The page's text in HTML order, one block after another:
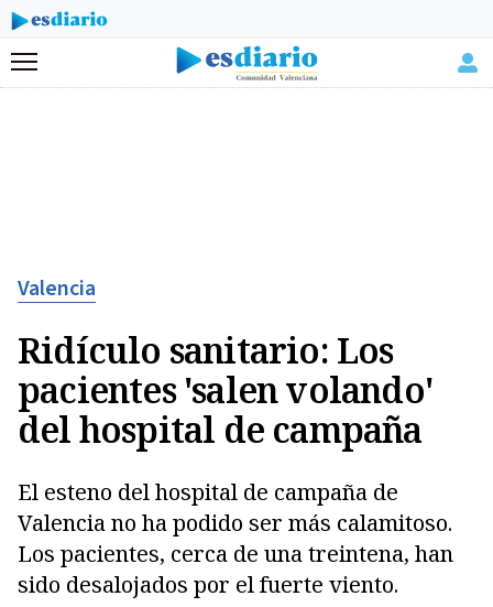
Menú
Valencia
Ridículo sanitario: Los
pacientes 'salen volando'
del hospital de campaña
El esteno del hospital de campaña de
Valencia no ha podido ser más calamitoso.
Los pacientes, cerca de una treintena, han
sido desalojados por el fuerte viento.